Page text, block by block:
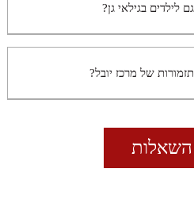
לילדים בגילאי גן?
של מרכז יובל?
השאלות